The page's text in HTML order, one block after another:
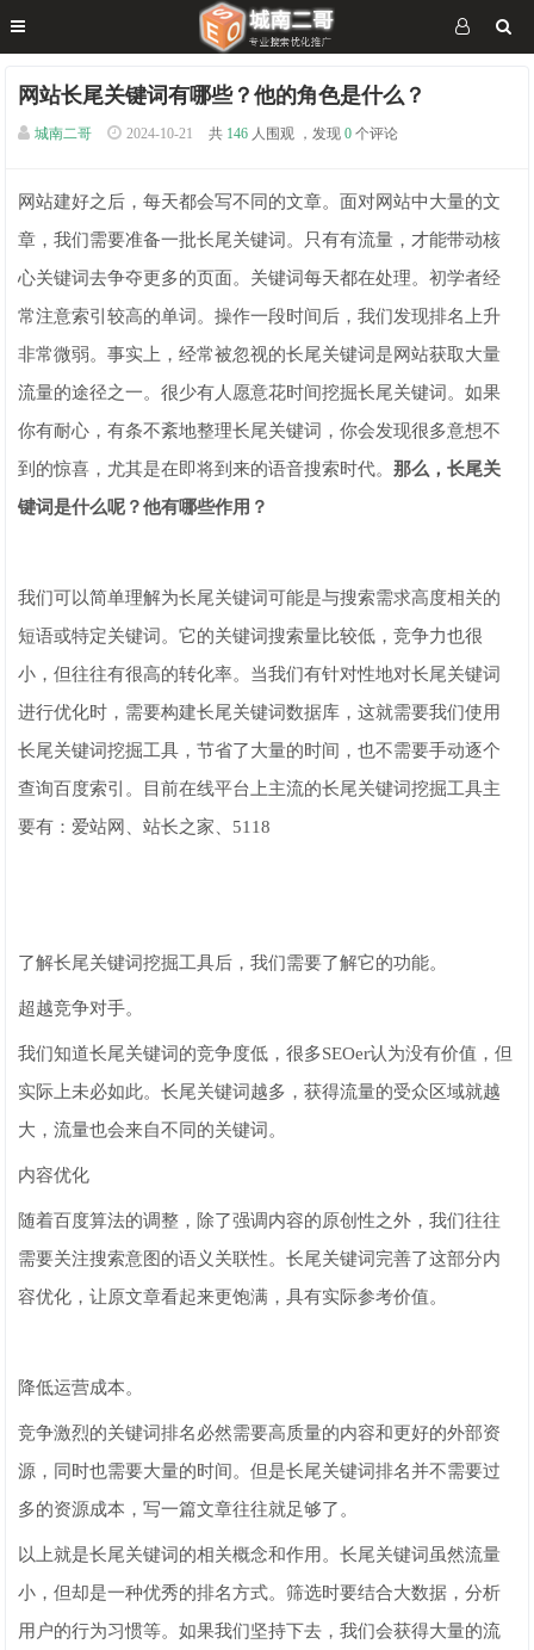
网站长尾关键词有哪些？他的角色是什么？
城南二哥 2024-10-21 共 146 人围观 ，发现 0 个评论
网站建好之后，每天都会写不同的文章。面对网站中大量的文
章，我们需要准备一批长尾关键词。只有有流量，才能带动核
心关键词去争夺更多的页面。关键词每天都在处理。初学者经
常注意索引较高的单词。操作一段时间后，我们发现排名上升
非常微弱。事实上，经常被忽视的长尾关键词是网站获取大量
流量的途径之一。很少有人愿意花时间挖掘长尾关键词。如果
你有耐心，有条不紊地整理长尾关键词，你会发现很多意想不
到的惊喜，尤其是在即将到来的语音搜索时代。那么，长尾关
键词是什么呢？他有哪些作用？
我们可以简单理解为长尾关键词可能是与搜索需求高度相关的
短语或特定关键词。它的关键词搜索量比较低，竞争力也很
小，但往往有很高的转化率。当我们有针对性地对长尾关键词
进行优化时，需要构建长尾关键词数据库，这就需要我们使用
长尾关键词挖掘工具，节省了大量的时间，也不需要手动逐个
查询百度索引。目前在线平台上主流的长尾关键词挖掘工具主
要有：爱站网、站长之家、5118
了解长尾关键词挖掘工具后，我们需要了解它的功能。
超越竞争对手。
我们知道长尾关键词的竞争度低，很多SEOer认为没有价值，但
实际上未必如此。长尾关键词越多，获得流量的受众区域就越
大，流量也会来自不同的关键词。
内容优化
随着百度算法的调整，除了强调内容的原创性之外，我们往往
需要关注搜索意图的语义关联性。长尾关键词完善了这部分内
容优化，让原文章看起来更饱满，具有实际参考价值。
降低运营成本。
竞争激烈的关键词排名必然需要高质量的内容和更好的外部资
源，同时也需要大量的时间。但是长尾关键词排名并不需要过
多的资源成本，写一篇文章往往就足够了。
以上就是长尾关键词的相关概念和作用。长尾关键词虽然流量
小，但却是一种优秀的排名方式。筛选时要结合大数据，分析
用户的行为习惯等。如果我们坚持下去，我们会获得大量的流